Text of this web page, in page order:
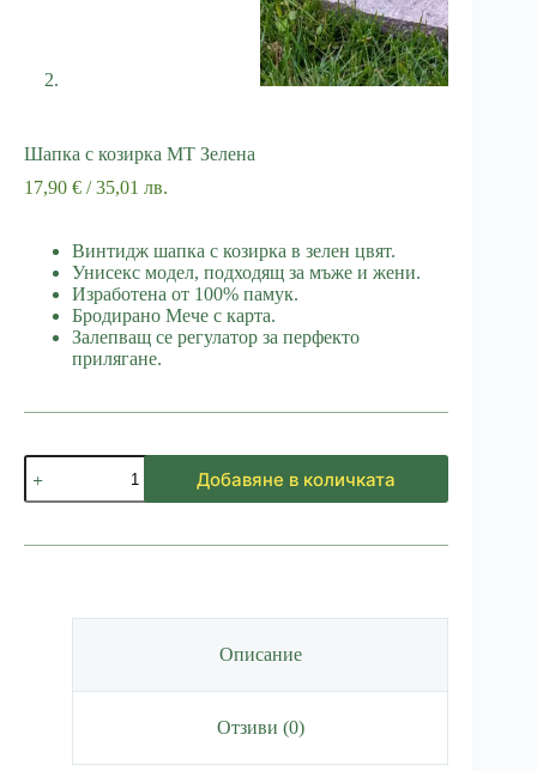
Шапка с козирка MT Зелена
17,90 € / 35,01 лв.
Винтидж шапка с козирка в зелен цвят.
Унисекс модел, подходящ за мъже и жени.
Изработена от 100% памук.
Бродирано Мече с карта.
Залепващ се регулатор за перфекто
прилягане.
количество
за
Шапка
козирка
Добавяне в количката
Описание
Отзиви (0)